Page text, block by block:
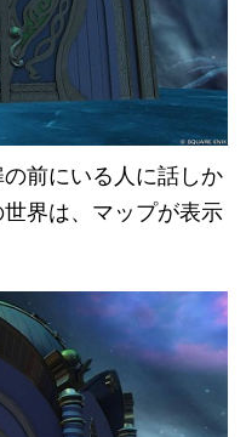
前にいる人に話しか
界は、マップが表示